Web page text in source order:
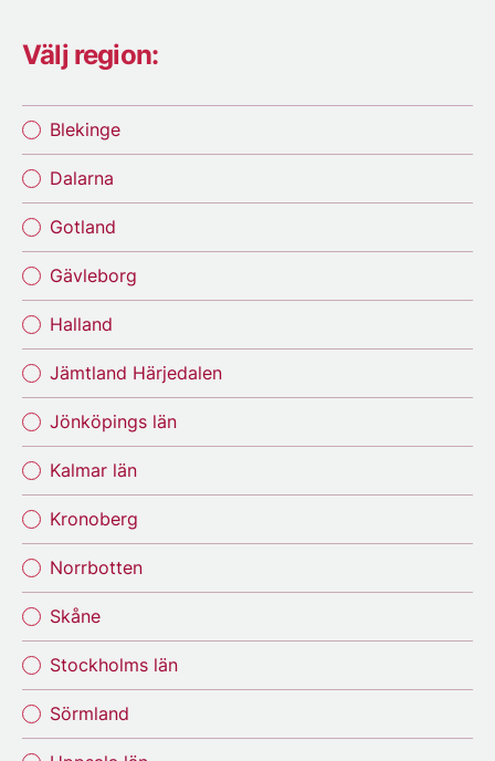
Välj region:
Blekinge
Dalarna
Gotland
Gävleborg
Halland
Jämtland Härjedalen
Jönköpings län
Kalmar län
Kronoberg
Norrbotten
Skåne
Stockholms län
Sörmland